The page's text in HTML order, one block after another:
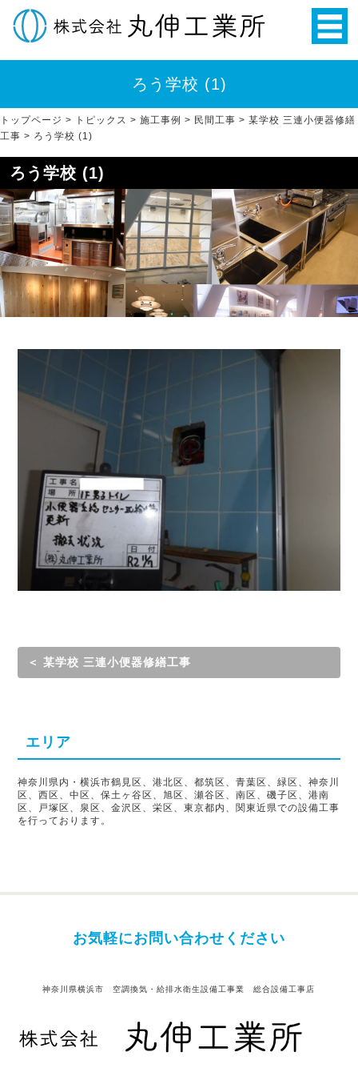
ろう学校 (1)
トップページ > トピックス > 施工事例 > 民間工事 > 某学校 三連小便器修繕
工事 > ろう学校 (1)
ろう学校 (1)
＜ 某学校 三連小便器修繕工事
エリア
神奈川県内・横浜市鶴見区、港北区、都筑区、青葉区、緑区、神奈川
区、西区、中区、保土ヶ谷区、旭区、瀬谷区、南区、磯子区、港南
区、戸塚区、泉区、金沢区、栄区、東京都内、関東近県での設備工事
を行っております。
お気軽にお問い合わせください
神奈川県横浜市 空調換気・給排水衛生設備工事業 総合設備工事店